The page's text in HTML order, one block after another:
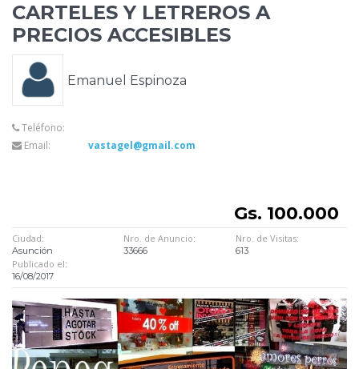
CARTELES Y LETREROS A
PRECIOS ACCESIBLES
Emanuel Espinoza
Teléfono:
Email:
vastagel@gmail.com
Gs. 100.000
Ciudad:
Asunción
Nro. de Anuncio:
33666
Nro. de Visitas:
613
Publicado el:
16/08/2017